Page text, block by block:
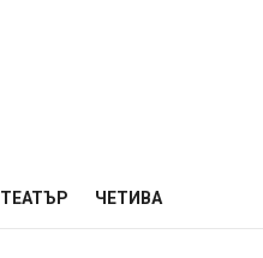
ТЕАТЪР ЧЕТИВА